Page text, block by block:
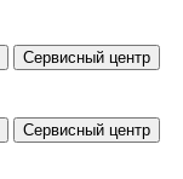
Сервисный центр
Сервисный центр